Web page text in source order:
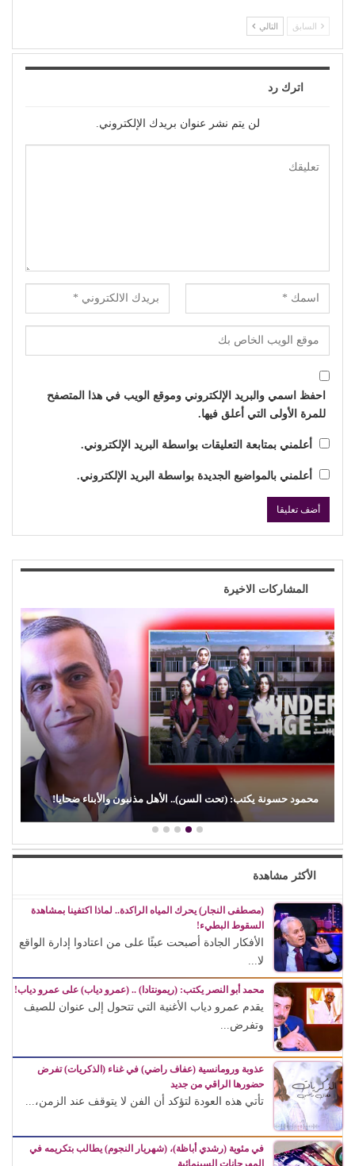
السابق التالي
اترك رد
لن يتم نشر عنوان بريدك الإلكتروني.
احفظ اسمي والبريد الإلكتروني وموقع الويب في هذا المتصفح
للمرة الأولى التي أعلق فيها.
أعلمني بمتابعة التعليقات بواسطة البريد الإلكتروني.
أعلمني بالمواضيع الجديدة بواسطة البريد الإلكتروني.
المشاركات الاخيرة
(الفن) والسياسة: عندما تتحول الريشة إلى سلاح
الأكثر مشاهدة
(مصطفى النجار) يحرك المياه الراكدة.. لماذا اكتفينا بمشاهدة
السقوط البطيء!
الأفكار الجادة أصبحت عبئًا على من اعتادوا إدارة الواقع
لا...
محمد أبو النصر يكتب: (ريمونتادا) .. (عمرو دياب) على عمرو دياب!
يقدم عمرو دياب الأغنية التي تتحول إلى عنوان للصيف
وتفرض...
عذوبة ورومانسية (عفاف راضي) في غناء (الذكريات) تفرض
حضورها الراقي من جديد
تأتي هذه العودة لتؤكد أن الفن لا يتوقف عند الزمن،...
في مئوية (رشدي أباظة)، (شهريار النجوم) يطالب بتكريمه في
المهرجانات السينمائية